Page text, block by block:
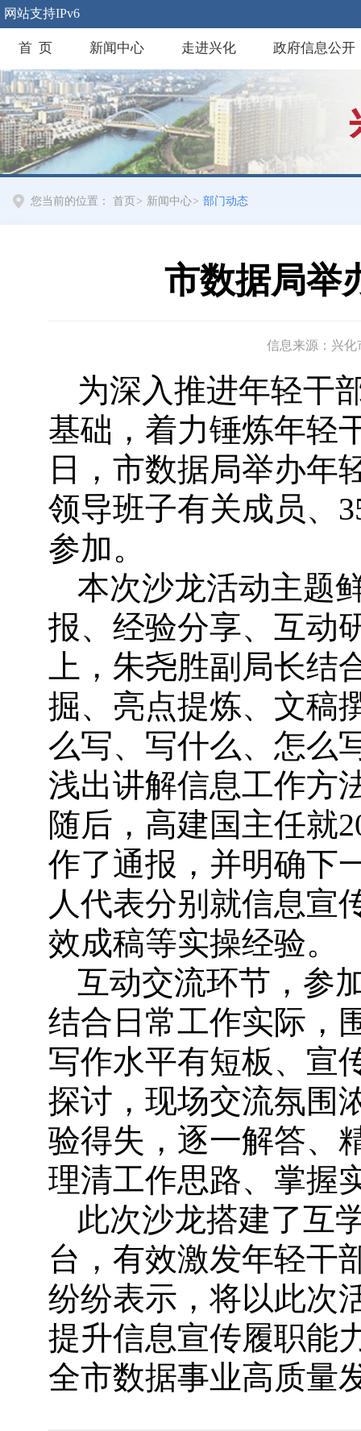
网站支持IPv6
首 页 新闻中心 走进兴化 政府信息公开
您当前的位置： 首页 > 新闻中心> 部门动态
市数据局举
信息来源：兴化
为深入推进年轻干
基础，着力锤炼年轻
日，市数据局举办年
领导班子有关成员、
参加。
本次沙龙活动主题
报、经验分享、互动
上，朱尧胜副局长结
掘、亮点提炼、文稿
么写、写什么、怎么
浅出讲解信息工作方
随后，高建国主任就
作了通报，并明确下
人代表分别就信息宣
效成稿等实操经验。
互动交流环节，参
结合日常工作实际，
写作水平有短板、宣
探讨，现场交流氛围
验得失，逐一解答、
理清工作思路、掌握
此次沙龙搭建了互
台，有效激发年轻干
纷纷表示，将以此次
提升信息宣传履职能
全市数据事业高质量